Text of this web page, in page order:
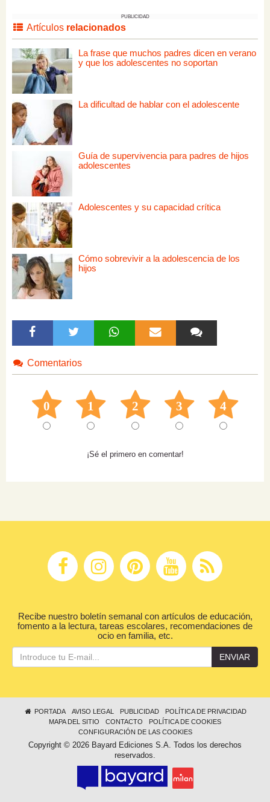
PUBLICIDAD
Artículos relacionados
La frase que muchos padres dicen en verano
y que los adolescentes no soportan
La dificultad de hablar con el adolescente
Guía de supervivencia para padres de hijos
adolescentes
Adolescentes y su capacidad crítica
Cómo sobrevivir a la adolescencia de los
hijos
Comentarios
0 1 2 3 4
¡Sé el primero en comentar!
Recibe nuestro boletín semanal con artículos de educación,
fomento a la lectura, tareas escolares, recomendaciones de
ocio en familia, etc.
ENVIAR
PORTADA AVISO LEGAL PUBLICIDAD
POLÍTICA DE PRIVACIDAD
MAPA DEL SITIO
CONTACTO
POLÍTICA DE COOKIES
CONFIGURACIÓN DE LAS COOKIES
Copyright © 2026 Bayard Ediciones S.A. Todos los derechos
reservados.